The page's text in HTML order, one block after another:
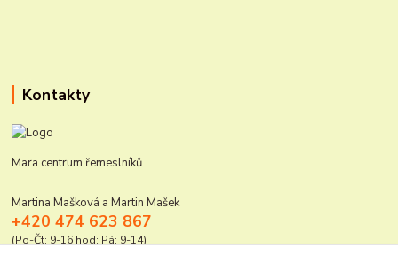
Kontakty
Mara centrum řemeslníků
Martina Mašková a Martin Mašek
+420 474 623 867
(Po-Čt: 9-16 hod; Pá: 9-14)